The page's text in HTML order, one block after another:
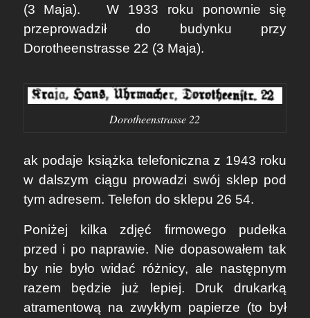
(3 Maja). W 1933 roku ponownie się
przeprowadził do budynku przy
Dorotheenstrasse 22 (3 Maja).
Dorotheenstrasse 22
ak podaje książka telefoniczna z 1943 roku
w dalszym ciągu prowadzi swój sklep pod
tym adresem. Telefon do sklepu 26 54.
Poniżej kilka zdjęć firmowego pudełka
przed i po naprawie. Nie dopasowałem tak
by nie było widać różnicy, ale następnym
razem będzie już lepiej. Druk drukarką
atramentową na zwykłym papierze (to był